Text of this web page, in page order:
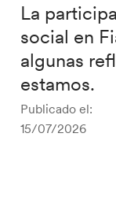
La
social en
algunas
estamos.
Publicado el:
15/07/2026